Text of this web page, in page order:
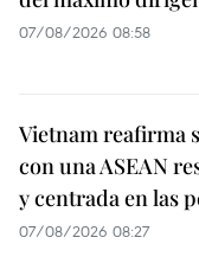
07/08/2026 08:58
Vietnam reafirma
con una ASEAN
y centrada en las
07/08/2026 08:27